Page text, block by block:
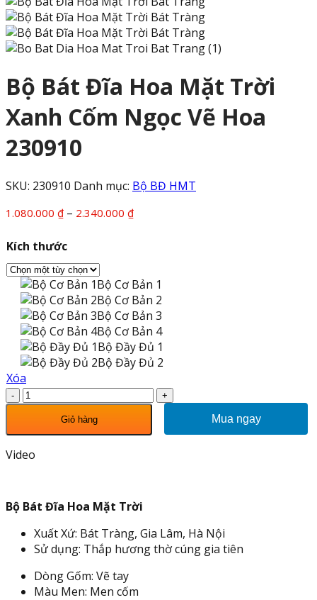
Bộ Bát Đĩa Hoa Mặt Trời
Xanh Cốm Ngọc Vẽ Hoa
230910
SKU: 230910 Danh mục: Bộ BĐ HMT
1.080.000 ₫ – 2.340.000 ₫Khoảng
2.340.000 ₫
Kích thước
Bộ Cơ Bản 1
Bộ Cơ Bản 2
Bộ Cơ Bản 3
Bộ Cơ Bản 4
Bộ Đầy Đủ 1
Bộ Đầy Đủ 2
Xóa
Bộ
Bát
Hoa
Mặt
Cốm
Vẽ
Hoa
số
lượng
Giỏ hàng Mua ngay
Video
Bộ Bát Đĩa Hoa Mặt Trời
Xuất Xứ: Bát Tràng, Gia Lâm, Hà Nội
Sử dụng: Thắp hương thờ cúng gia tiên
Dòng Gốm: Vẽ tay
Màu Men: Men cốm